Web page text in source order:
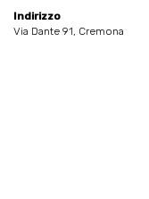
Indirizzo
Via Dante 91, Cremona